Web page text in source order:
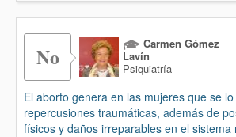
No
Carmen Gómez
Lavín
Psiquiatría
El aborto genera en las mujeres que se
repercusiones traumáticas, además de
físicos y daños irreparables en el sistema